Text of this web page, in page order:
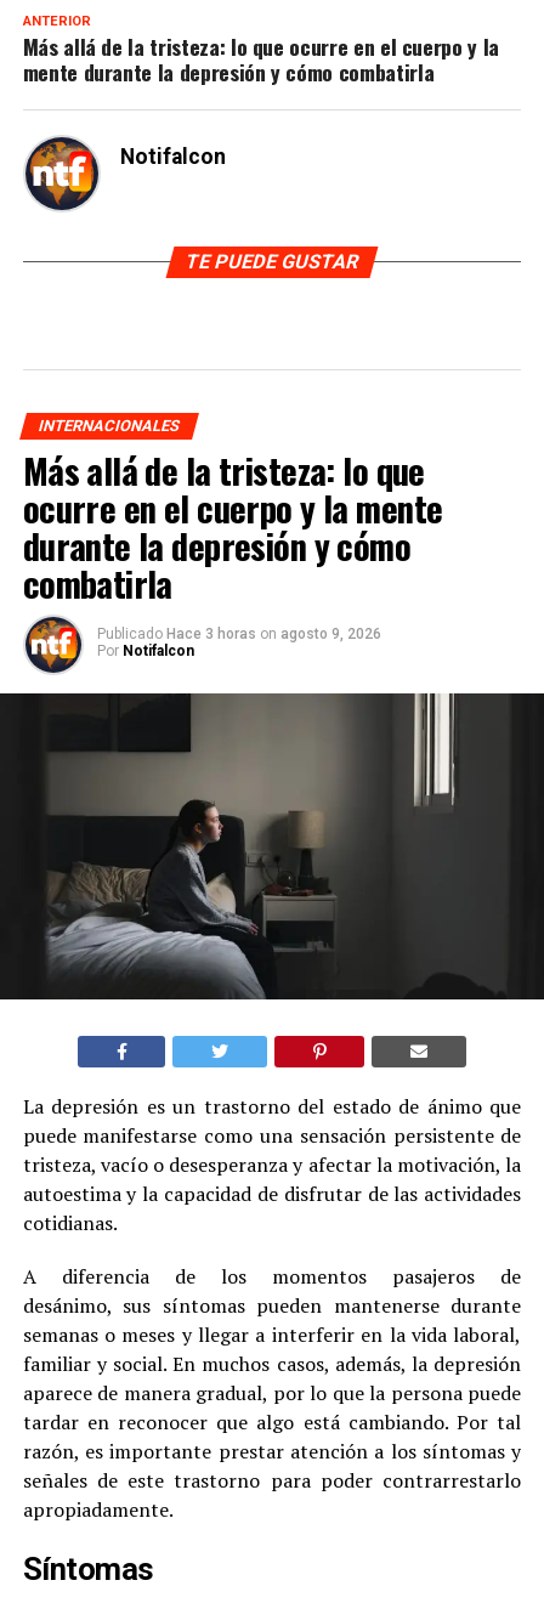
ANTERIOR
Más allá de la tristeza: lo que ocurre en el cuerpo y la
mente durante la depresión y cómo combatirla
Notifalcon
TE PUEDE GUSTAR
INTERNACIONALES
Más allá de la tristeza: lo que
ocurre en el cuerpo y la mente
durante la depresión y cómo
combatirla
Publicado Hace 3 horas on agosto 9, 2026
Por Notifalcon
La depresión es un trastorno del estado de ánimo que
puede manifestarse como una sensación persistente de
tristeza, vacío o desesperanza y afectar la motivación, la
autoestima y la capacidad de disfrutar de las actividades
cotidianas.
A diferencia de los momentos pasajeros de
desánimo, sus síntomas pueden mantenerse durante
semanas o meses y llegar a interferir en la vida laboral,
familiar y social. En muchos casos, además, la depresión
aparece de manera gradual, por lo que la persona puede
tardar en reconocer que algo está cambiando. Por tal
razón, es importante prestar atención a los síntomas y
señales de este trastorno para poder contrarrestarlo
apropiadamente.
Síntomas